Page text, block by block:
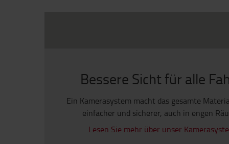
Bessere Sicht für alle
Ein Kamerasystem macht das gesamte
einfacher und sicherer, auch in engen
Lesen Sie mehr über unser